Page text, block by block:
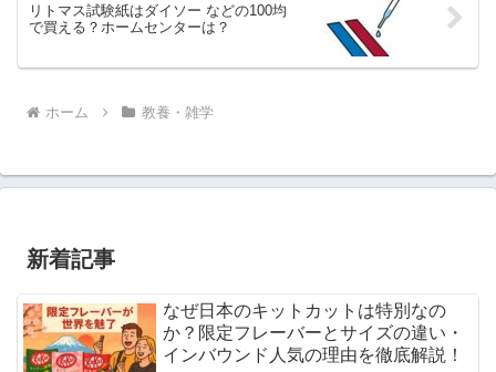
リトマス試験紙はダイソー などの100均
で買える？ホームセンターは？
ホーム 教養・雑学
新着記事
なぜ日本のキットカットは特別なの
か？限定フレーバーとサイズの違い・
インバウンド人気の理由を徹底解説！